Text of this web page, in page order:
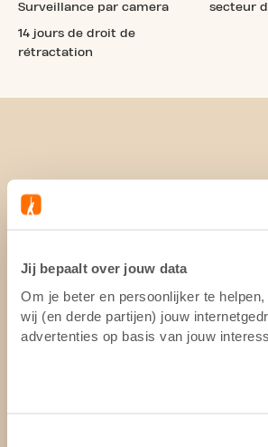
Jij bepaalt over jouw data
Om je beter en persoonlijker te
wij (en derde partijen) jouw
advertenties op basis van jouw
Surveillance par camera
14 jours de droit de
rétractation
secteur